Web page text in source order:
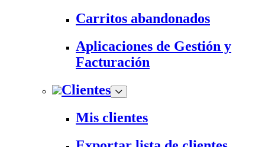
Carritos abandonados
Aplicaciones de Gestión y
Facturación
Clientes
Mis clientes